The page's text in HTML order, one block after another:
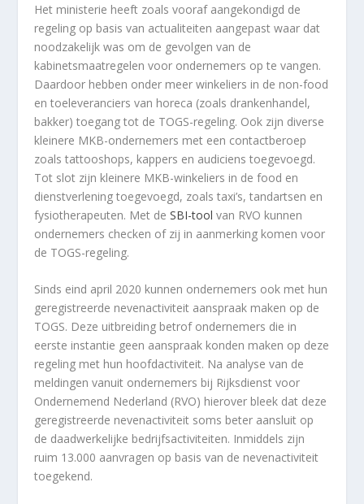
Het ministerie heeft zoals vooraf aangekondigd de
regeling op basis van actualiteiten aangepast waar dat
noodzakelijk was om de gevolgen van de
kabinetsmaatregelen voor ondernemers op te vangen.
Daardoor hebben onder meer winkeliers in de non-food
en toeleveranciers van horeca (zoals drankenhandel,
bakker) toegang tot de TOGS-regeling. Ook zijn diverse
kleinere MKB-ondernemers met een contactberoep
zoals tattooshops, kappers en audiciens toegevoegd.
Tot slot zijn kleinere MKB-winkeliers in de food en
dienstverlening toegevoegd, zoals taxi’s, tandartsen en
fysiotherapeuten. Met deSBI-toolvan RVO kunnen
ondernemers checken of zij in aanmerking komen voor
de TOGS-regeling.
Sinds eind april 2020 kunnen ondernemers ook met hun
geregistreerde nevenactiviteit aanspraak maken op de
TOGS. Deze uitbreiding betrof ondernemers die in
eerste instantie geen aanspraak konden maken op deze
regeling met hun hoofdactiviteit. Na analyse van de
meldingen vanuit ondernemers bij Rijksdienst voor
Ondernemend Nederland (RVO) hierover bleek dat deze
geregistreerde nevenactiviteit soms beter aansluit op
de daadwerkelijke bedrijfsactiviteiten. Inmiddels zijn
ruim 13.000 aanvragen op basis van de nevenactiviteit
toegekend.